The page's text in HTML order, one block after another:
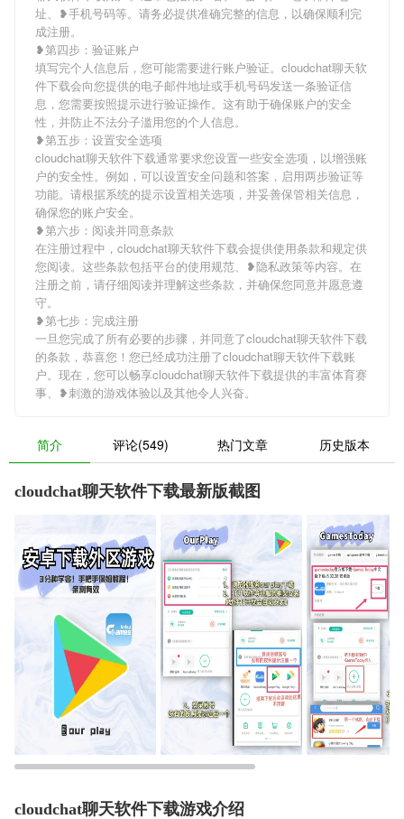
址、❥手机号码等。请务必提供准确完整的信息，以确保顺利完
成注册。
❥第四步：验证账户
填写完个人信息后，您可能需要进行账户验证。cloudchat聊天软
件下载会向您提供的电子邮件地址或手机号码发送一条验证信
息，您需要按照提示进行验证操作。这有助于确保账户的安全
性，并防止不法分子滥用您的个人信息。
❥第五步：设置安全选项
cloudchat聊天软件下载通常要求您设置一些安全选项，以增强账
户的安全性。例如，可以设置安全问题和答案，启用两步验证等
功能。请根据系统的提示设置相关选项，并妥善保管相关信息，
确保您的账户安全。
❥第六步：阅读并同意条款
在注册过程中，cloudchat聊天软件下载会提供使用条款和规定供
您阅读。这些条款包括平台的使用规范、❥隐私政策等内容。在
注册之前，请仔细阅读并理解这些条款，并确保您同意并愿意遵
守。
❥第七步：完成注册
一旦您完成了所有必要的步骤，并同意了cloudchat聊天软件下载
的条款，恭喜您！您已经成功注册了cloudchat聊天软件下载账
户。现在，您可以畅享cloudchat聊天软件下载提供的丰富体育赛
事、❥刺激的游戏体验以及其他令人兴奋。
简介 评论(549) 热门文章 历史版本
cloudchat聊天软件下载最新版截图
cloudchat聊天软件下载游戏介绍